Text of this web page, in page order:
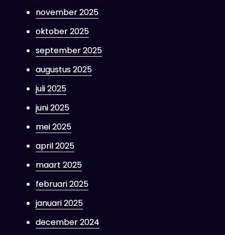
november 2025
oktober 2025
september 2025
augustus 2025
juli 2025
juni 2025
mei 2025
april 2025
maart 2025
februari 2025
januari 2025
december 2024